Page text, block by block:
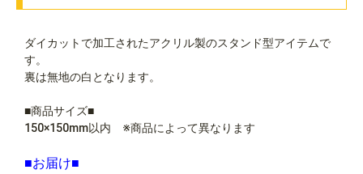
ダイカットで加工されたアクリル製のスタンド型アイテムで
す。
裏は無地の白となります。
■商品サイズ■
150×150mm以内 ※商品によって異なります
■お届け■